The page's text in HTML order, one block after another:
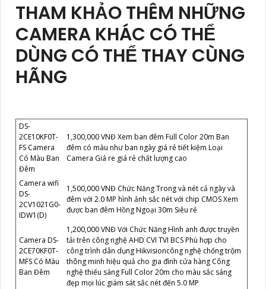
THAM KHẢO THÊM NHỮNG
CAMERA KHÁC CÓ THỂ
DÙNG CÓ THỂ THAY CÙNG
HÃNG
DS-
2CE10KF0T-
FS Camera
Có Màu Ban
Đêm
1,300,000 VNĐ Xem ban đêm Full Color 20m Ban
đêm có màu như ban ngày giá rẻ tiết kiệm Loại
Camera Giá re giá rẻ chất lượng cao
Camera wifi
DS-
2CV1021G0-
IDW1(D)
1,500,000 VNĐ Chức Năng Trong và nét cả ngày và
đêm với 2.0 MP hình ảnh sắc nét với chip CMOS Xem
được ban đêm Hồng Ngoại 30m Siêu rẻ
Camera DS-
2CE70KF0T-
MFS Có Màu
Ban Đêm
1,200,000 VNĐ Với Chức Năng Hình anh được truyền
tải trên công nghệ AHD CVI TVI BCS Phù hợp cho
công trình dân dụng Hikvisioncông nghệ chống trộm
thông minh hiệu quả cho gia đình cửa hàng Công
nghệ thiếu sáng Full Color 20m cho màu sắc sáng
đẹp mọi lúc giám sát sắc nét đến 5.0 MP